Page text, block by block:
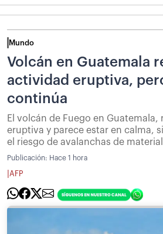
Mundo
Volcán en Guatemala
actividad eruptiva,
continúa
El volcán de Fuego en
eruptiva y parece estar en calma,
el riesgo de avalanchas de
Publicación: Hace 1 hora
AFP